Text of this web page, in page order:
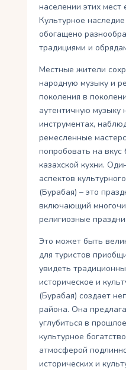
населении этих
Культурное
обогащено
традициями и
Местные жители
народную музыку и
поколения в
аутентичную музыку
инструментах,
ремесленные
попробовать на
казахской кухни.
аспектов
(Бурабая) – это
включающий
религиозные
Это может быть
для туристов
увидеть
историческое и
(Бурабая) создает
района. Она
углубиться в
культурное
атмосферой
исторических и